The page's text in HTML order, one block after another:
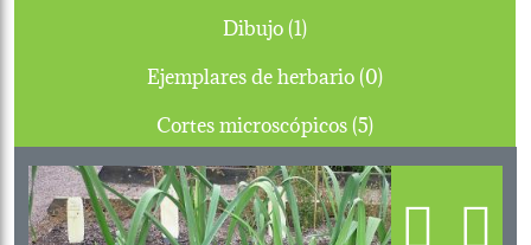
Dibujo (1)
Ejemplares de herbario (0)
Cortes microscópicos (5)